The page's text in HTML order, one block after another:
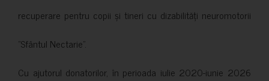
recuperare pentru copii și tineri cu dizabilități neuromotorii
”Sfântul Nectarie”.
Cu ajutorul donatorilor, în perioada iulie 2020-iunie 2026